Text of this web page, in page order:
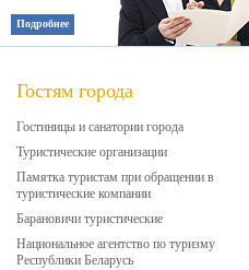
Подробнее
Гостям города
Гостиницы и санатории города
Туристические организации
Памятка туристам при обращении в
туристические компании
Барановичи туристические
Национальное агентство по туризму
Республики Беларусь